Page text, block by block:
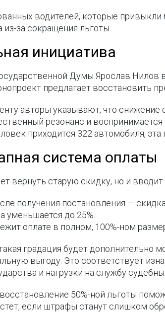
водителей, которые
за сокращения льготы.
инициатива
Думы Ярослав Нилов
предлагает
авторы указывают, что
резонанс и воспринимается
приходится 322 автомобиля,
система оплаты
вернуть старую скидку, но и
получения постановления —
уменьшается до 25%.
оплате в полном, 100%-ном
градация будет дополнительно
выгоду. Это соответствует
и нагрузки на службу
50%-ной льготы
если штрафы станут слишком